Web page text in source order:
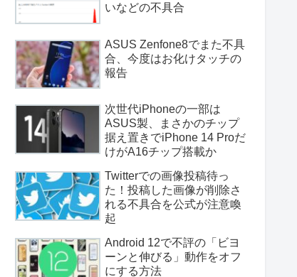
いなどの不具合
ASUS Zenfone8でまた不具
合、今度はお化けタッチの
報告
次世代iPhoneの一部は
ASUS製、まさかのチップ
据え置きでiPhone 14 Proだ
けがA16チップ搭載か
Twitterでの画像投稿待っ
た！投稿した画像が削除さ
れる不具合を公式が注意喚
起
Android 12で不評の「ビヨ
ーンと伸びる」動作をオフ
にする方法